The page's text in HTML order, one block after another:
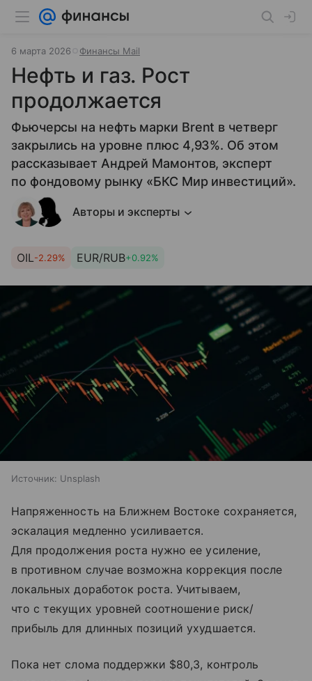
6 марта 2026 Финансы Mail
Нефть и газ. Рост
продолжается
Фьючерсы на нефть марки Brent в четверг
закрылись на уровне плюс 4,93%. Об этом
рассказывает Андрей Мамонтов, эксперт
по фондовому рынку «БКС Мир инвестиций».
Авторы и эксперты
OIL-2.29% EUR/RUB+0.92%
Источник: Unsplash
Напряженность на Ближнем Востоке сохраняется,
эскалация медленно усиливается.
Для продолжения роста нужно ее усиление,
в противном случае возможна коррекция после
локальных доработок роста. Учитываем,
что с текущих уровней соотношение риск/
прибыль для длинных позиций ухудшается.
Пока нет слома поддержки $80,3, контроль